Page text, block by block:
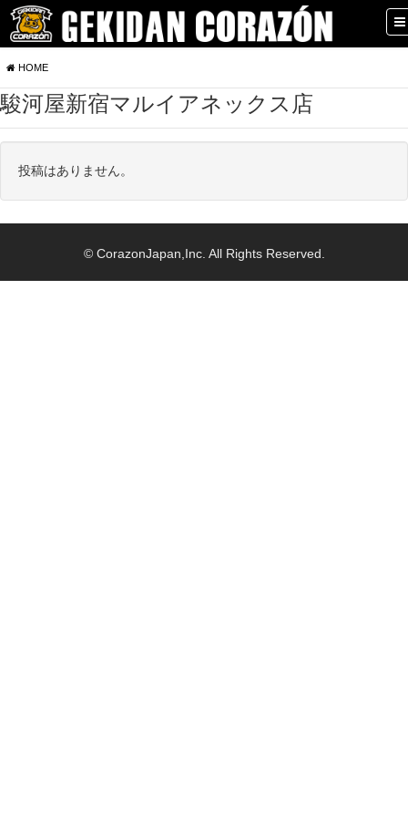
HOME
駿河屋新宿マルイアネックス店
投稿はありません。
© CorazonJapan,Inc. All Rights Reserved.